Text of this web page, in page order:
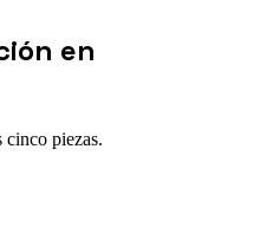
en
cinco piezas.